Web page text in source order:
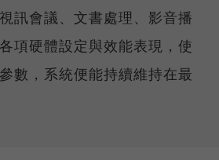
訊會議、文書處理、影音播
項硬體設定與效能表現，使
數，系統便能持續維持在最